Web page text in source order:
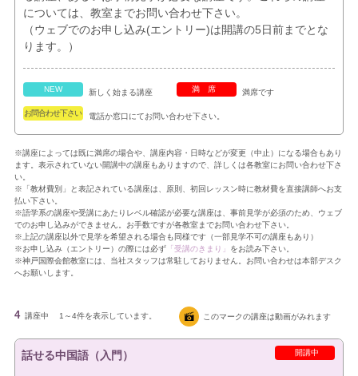
については、教室までお問い合わせ下さい。
（ウェブでのお申し込み(エントリー)は開講の5日前までとな
ります。）
NEW 新しく始まる講座 満席 満席です
お問合わせ下さい 電話か窓口にてお問い合わせ下さい。
※講座によっては既に満席の場合や、講座内容・日時などが変更（中止）になる場合もあり
ます。表示されていない開講中の講座もありますので、詳しくは各教室にお問い合わせ下さ
い。
※「教材費別」と表記されている講座は、原則、初回レッスン時に教材費を直接講師へお支
払い下さい。
※語学系の講座や受講にあたりレベル確認が必要な講座は、事前見学が必須のため、ウェブ
でのお申し込みができません。お手数ですが各教室までお問い合わせ下さい。
※上記の講座以外で見学を希望される場合も同様です（一部見学不可の講座もあり）
※お申し込み（エントリー）の際には必ず「受講のきまり」 をお読み下さい。
※神戸国際会館教室には、当社スタッフは常駐しておりません。お問い合わせは本部デスク
へお願いします。
4 講座中 1～4件を表示しています。 このマークの講座は動画がみれます
開講中
話せる中国語（入門）